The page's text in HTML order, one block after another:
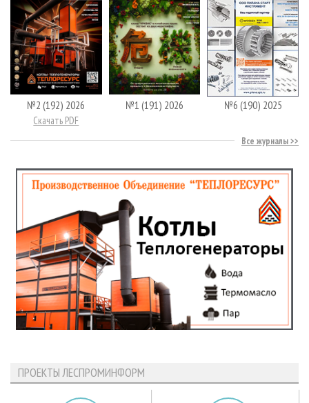
№2 (192) 2026
Скачать PDF
№1 (191) 2026 №6 (190) 2025
Все журналы
ПРОЕКТЫ ЛЕСПРОМИНФОРМ